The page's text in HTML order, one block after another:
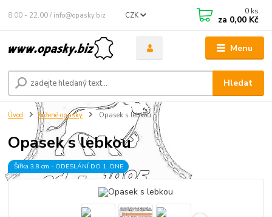
Menu
CZK
Hledat
8.00 - 22.00 / info@opasky.biz 0 ks
za 0,00 Kč
Úvod Kožené opasky Opasek s lebkou
Opasek s lebkou
Šířka 3,8 cm - ODESLÁNÍ DO 1. DNE